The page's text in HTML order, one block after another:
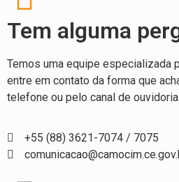
Tem alguma
Temos uma equipe especializada
entre em contato da forma que
telefone ou pelo canal de ouvidoria.
+55 (88) 3621-7074 / 7075